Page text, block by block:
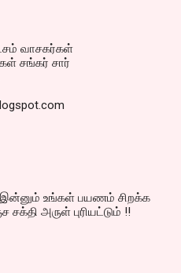
வாசகர்கள்
சங்கர் சார்
இன்னும் உங்கள் பயணம் சிறக்க
அருள் புரியட்டும் !!